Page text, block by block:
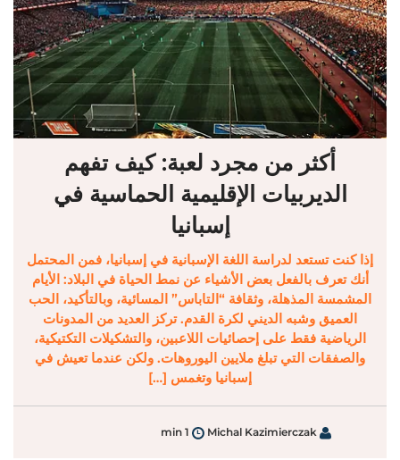
أكثر من مجرد لعبة: كيف تفهم
الديربيات الإقليمية الحماسية في
إسبانيا
إذا كنت تستعد لدراسة اللغة الإسبانية في إسبانيا، فمن المحتمل
أنك تعرف بالفعل بعض الأشياء عن نمط الحياة في البلاد: الأيام
المشمسة المذهلة، وثقافة “التاباس” المسائية، وبالتأكيد، الحب
العميق وشبه الديني لكرة القدم. تركز العديد من المدونات
الرياضية فقط على إحصائيات اللاعبين، والتشكيلات التكتيكية،
والصفقات التي تبلغ ملايين اليوروهات. ولكن عندما تعيش في
إسبانيا وتغمس […]